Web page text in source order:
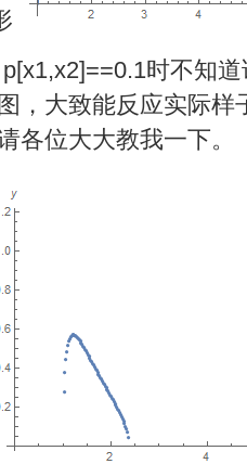
时不知
，大致能反应实际
各位大大教我一下。